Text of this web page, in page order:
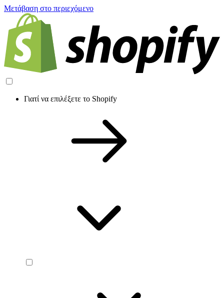
Μετάβαση στο περιεχόμενο
Γιατί να επιλέξετε το Shopify